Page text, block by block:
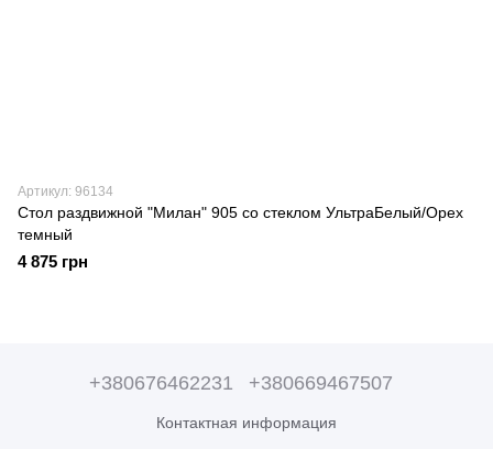
Артикул: 96134
Стол раздвижной "Милан" 905 со стеклом УльтраБелый/Орех
темный
4 875 грн
+380676462231 +380669467507
Контактная информация